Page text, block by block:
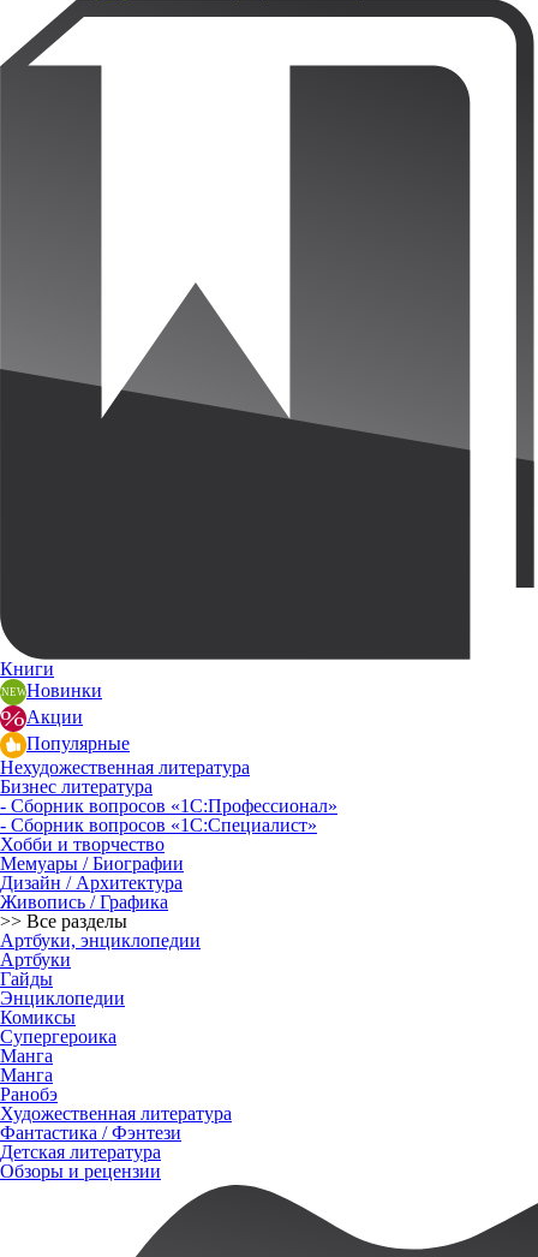
Книги
Новинки
Акции
Популярные
Нехудожественная литература
Бизнес литература
- Сборник вопросов «1С:Профессионал»
- Сборник вопросов «1С:Специалист»
Хобби и творчество
Мемуары / Биографии
Дизайн / Архитектура
Живопись / Графика
>> Все разделы
Артбуки, энциклопедии
Артбуки
Гайды
Энциклопедии
Комиксы
Супергероика
Манга
Манга
Ранобэ
Художественная литература
Фантастика / Фэнтези
Детская литература
Обзоры и рецензии